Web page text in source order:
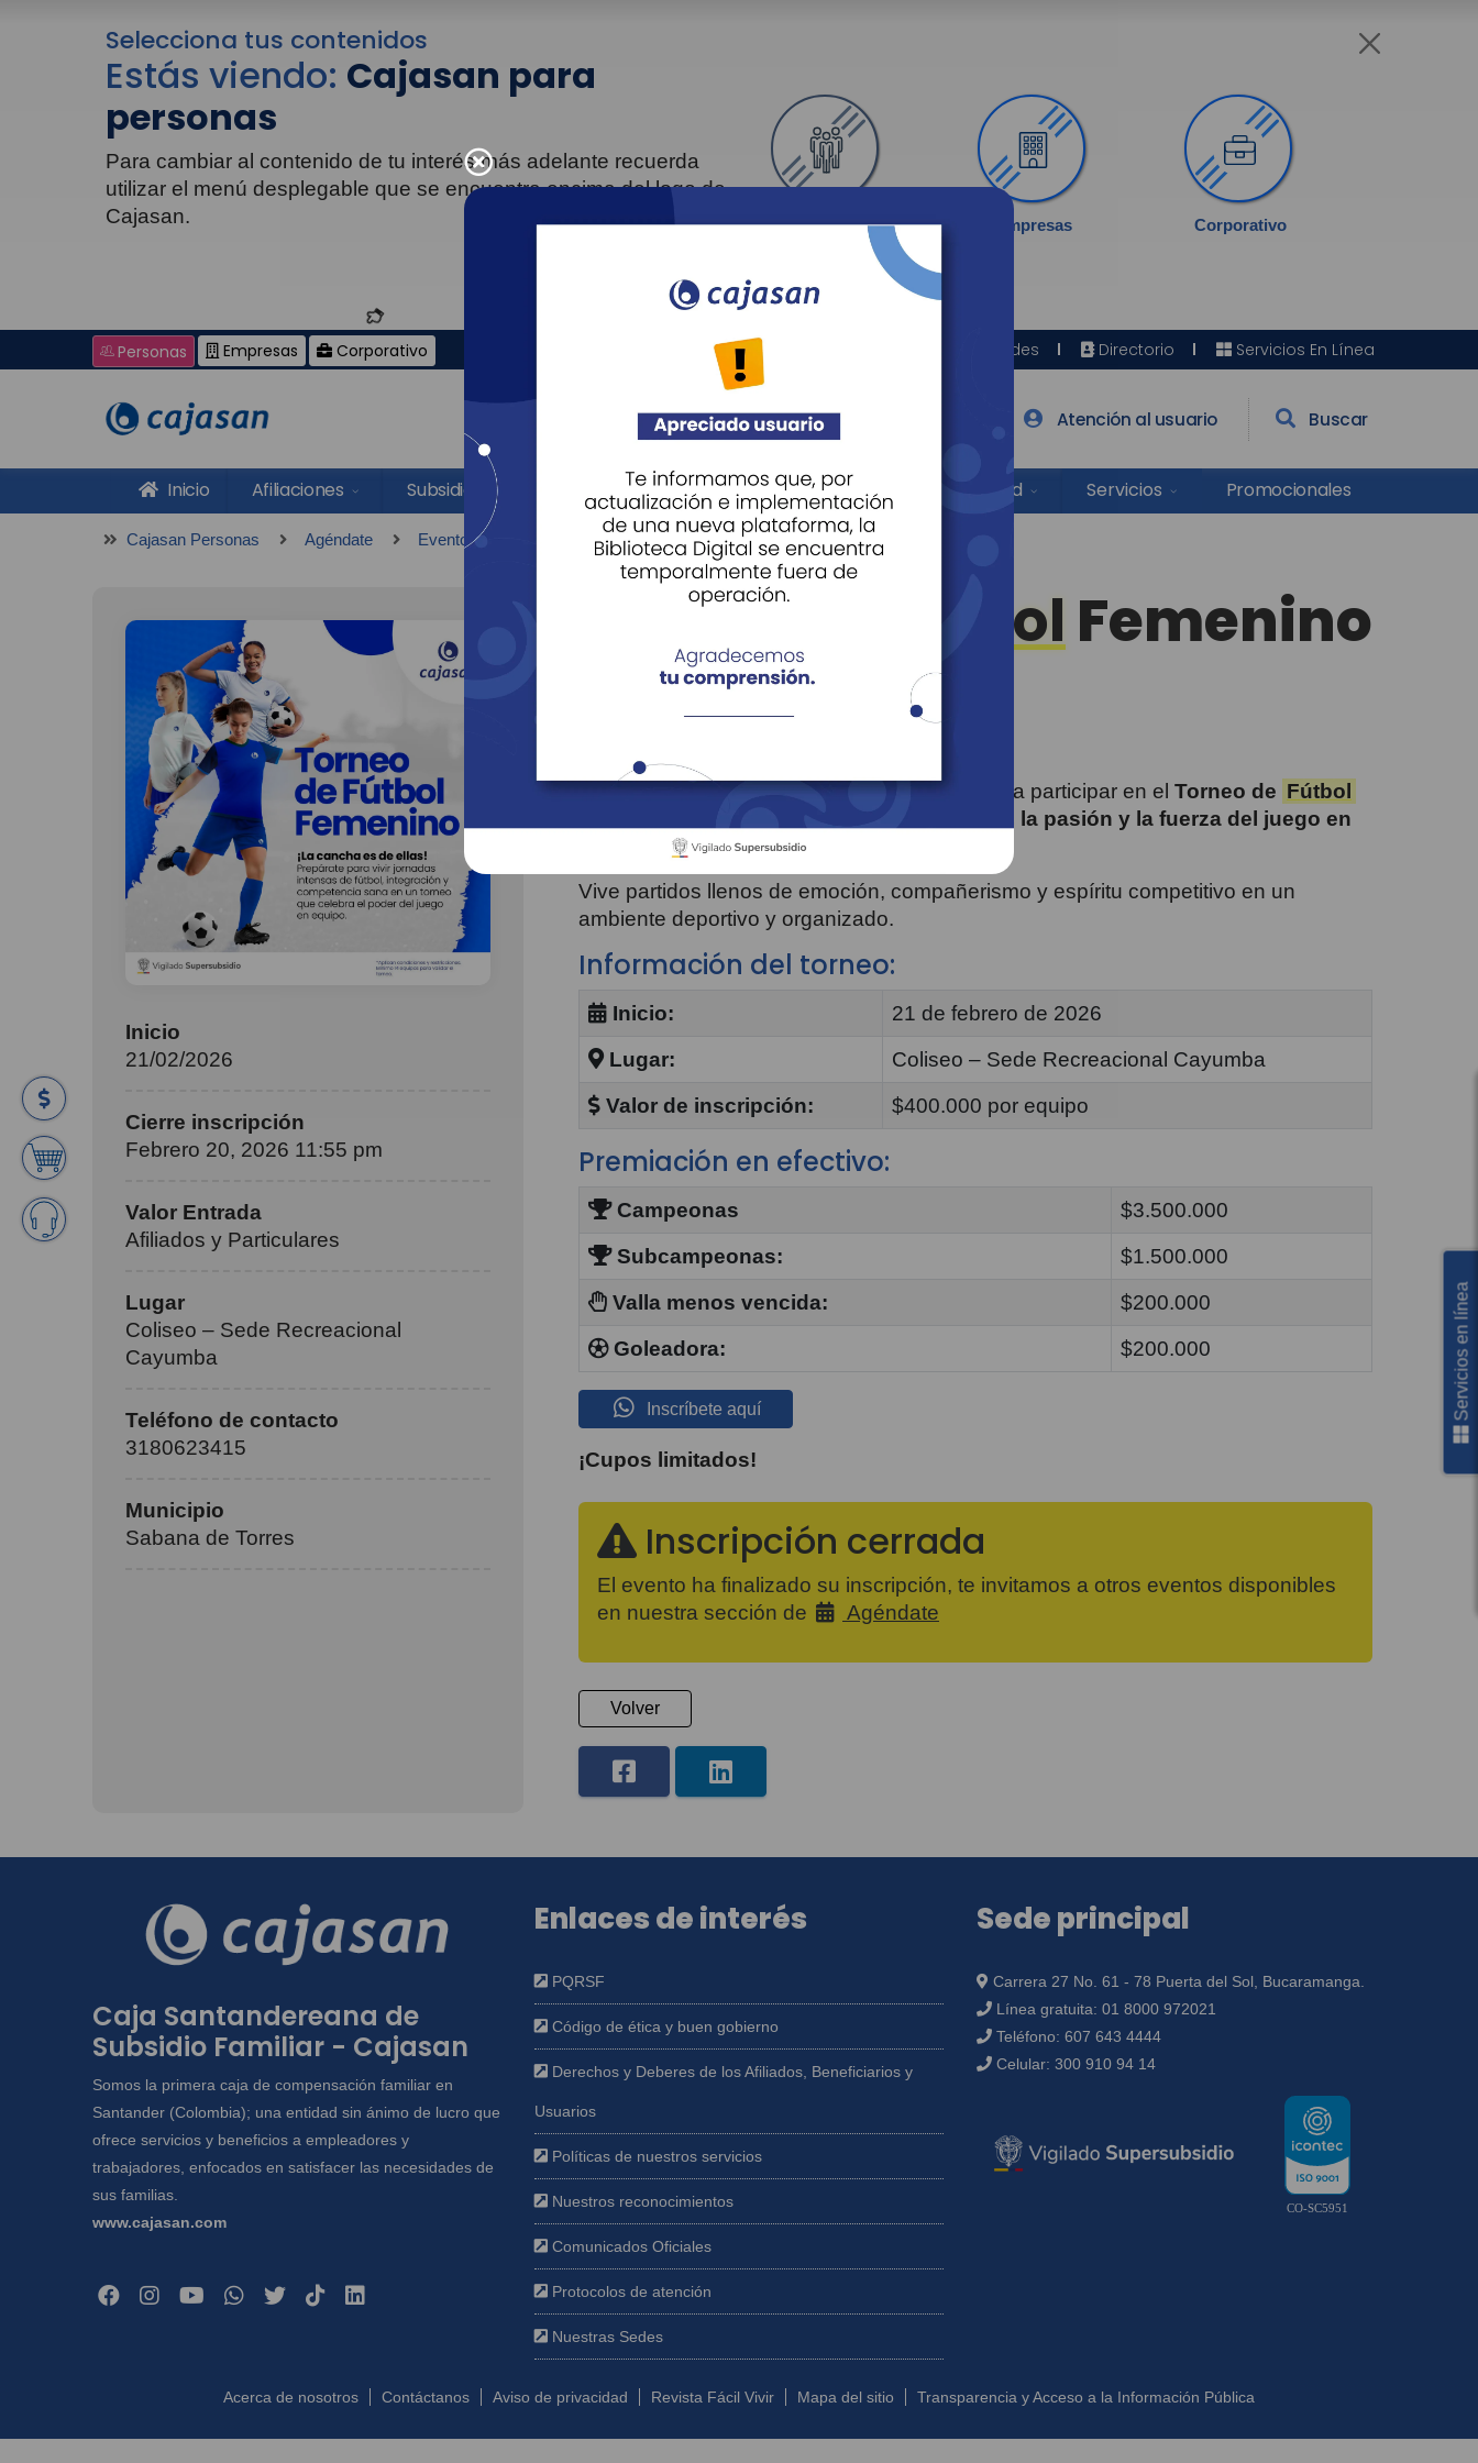
Selecciona tus contenidos
Estás viendo: Cajasan para
personas
Para cambiar al contenido de tu interés más adelante recuerda
utilizar el menú desplegable que se encuentra encima del logo de
Cajasan.
Personas Empresas Corporativo
Personas Empresas Corporativo Sedes Directorio Servicios En Línea
Agéndate Atención al usuario Buscar
Inicio Afiliaciones Subsidios Recreación Educación Cultura Salud Servicios Promocionales
Cajasan Personas Agéndate Eventos Recreativos Torneo de Fútbol Femenino Cajasan
Inicio
21/02/2026
Cierre inscripción
Febrero 20, 2026 11:55 pm
Valor Entrada
Afiliados y Particulares
Lugar
Coliseo – Sede Recreacional
Cayumba
Teléfono de contacto
3180623415
Municipio
Sabana de Torres
Torneo de Fútbol Femenino
Cajasan
Cajasan invita a todos los equipos femeninos a participar en el Torneo de Fútbol
talento, la pasión y la fuerza del juego en
Vive partidos llenos de emoción, compañerismo y espíritu competitivo en un
ambiente deportivo y organizado.
Información del torneo:
Inicio:
21 de febrero de 2026
Lugar:
Coliseo – Sede Recreacional Cayumba
Valor de inscripción:
$400.000 por equipo
Premiación en efectivo:
Campeonas
$3.500.000
Subcampeonas:
$1.500.000
Valla menos vencida:
$200.000
Goleadora:
$200.000
Inscríbete aquí
¡Cupos limitados!
Inscripción cerrada
El evento ha finalizado su inscripción, te invitamos a otros eventos disponibles
en nuestra sección de
Agéndate
Volver
Caja Santandereana de
Subsidio Familiar - Cajasan
Somos la primera caja de compensación familiar en
Santander (Colombia); una entidad sin ánimo de lucro que
ofrece servicios y beneficios a empleadores y
trabajadores, enfocados en satisfacer las necesidades de
sus familias.
www.cajasan.com
Enlaces de interés
PQRSF
Código de ética y buen gobierno
Derechos y Deberes de los Afiliados, Beneficiarios y
Usuarios
Políticas de nuestros servicios
Nuestros reconocimientos
Comunicados Oficiales
Protocolos de atención
Nuestras Sedes
Sede principal
Carrera 27 No. 61 - 78 Puerta del Sol, Bucaramanga.
Línea gratuita: 01 8000 972021
Teléfono: 607 643 4444
Celular: 300 910 94 14
CO-SC5951
Acerca de nosotros Contáctanos Aviso de privacidad Revista Fácil Vivir Mapa del sitio Transparencia y Acceso a la Información Pública
Servicios en línea